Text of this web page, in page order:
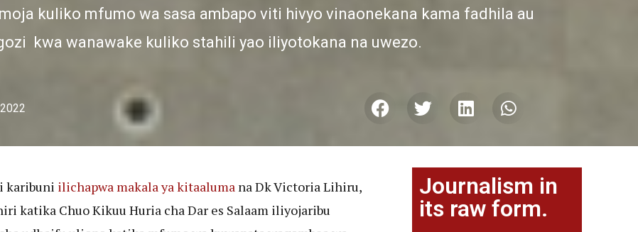
kuliko mfumo wa sasa ambapo viti hivyo vinaonekana kama fadhila au
kwa wanawake kuliko stahili yao iliyotokana na uwezo.
karibuni ilichapwa makala ya kitaaluma na Dk Victoria Lihiru,
katika Chuo Kikuu Huria cha Dar es Salaam iliyojaribu
Journalism in
its raw form.